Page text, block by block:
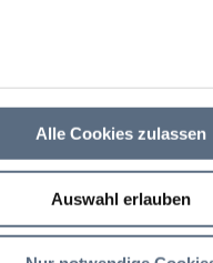
Alle Cookies zulassen
Auswahl erlauben